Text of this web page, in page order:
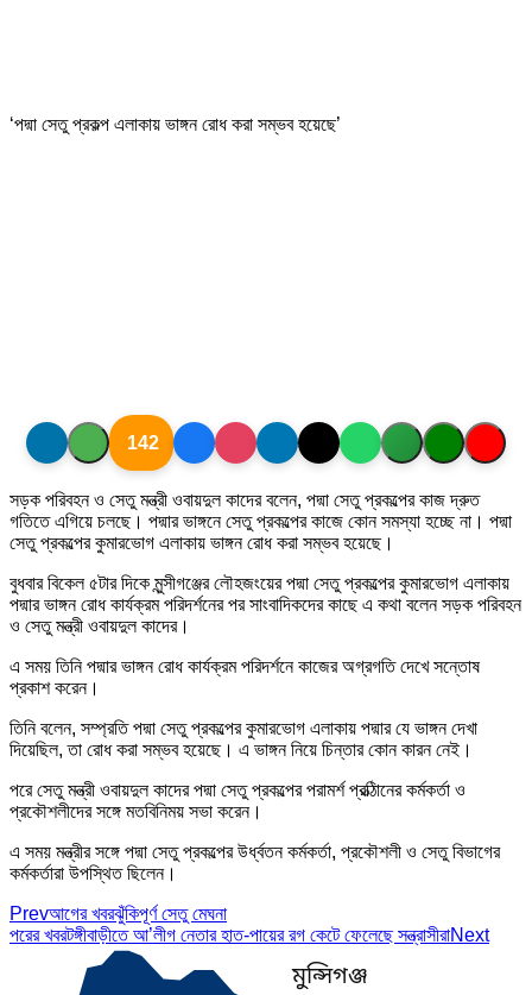
‘পদ্মা সেতু প্রকল্প এলাকায় ভাঙ্গন রোধ করা সম্ভব হয়েছে’
142
সড়ক পরিবহন ও সেতু মন্ত্রী ওবায়দুল কাদের বলেন, পদ্মা সেতু প্রকল্পের কাজ দ্রুত
গতিতে এগিয়ে চলছে। পদ্মার ভাঙ্গনে সেতু প্রকল্পের কাজে কোন সমস্যা হচ্ছে না। পদ্মা
সেতু প্রকল্পের কুমারভোগ এলাকায় ভাঙ্গন রোধ করা সম্ভব হয়েছে।
বুধবার বিকেল ৫টার দিকে মুন্সীগঞ্জের লৌহজংয়ের পদ্মা সেতু প্রকল্পের কুমারভোগ এলাকায়
পদ্মার ভাঙ্গন রোধ কার্যক্রম পরিদর্শনের পর সাংবাদিকদের কাছে এ কথা বলেন সড়ক পরিবহন
ও সেতু মন্ত্রী ওবায়দুল কাদের।
এ সময় তিনি পদ্মার ভাঙ্গন রোধ কার্যক্রম পরিদর্শনে কাজের অগ্রগতি দেখে সন্তোষ
প্রকাশ করেন।
তিনি বলেন, সম্প্রতি পদ্মা সেতু প্রকল্পের কুমারভোগ এলাকায় পদ্মার যে ভাঙ্গন দেখা
দিয়েছিল, তা রোধ করা সম্ভব হয়েছে। এ ভাঙ্গন নিয়ে চিন্তার কোন কারন নেই।
পরে সেতু মন্ত্রী ওবায়দুল কাদের পদ্মা সেতু প্রকল্পের পরামর্শ প্রত্ঠিানের কর্মকর্তা ও
প্রকৌশলীদের সঙ্গে মতবিনিময় সভা করেন।
এ সময় মন্ত্রীর সঙ্গে পদ্মা সেতু প্রকল্পের উর্ধ্বতন কর্মকর্তা, প্রকৌশলী ও সেতু বিভাগের
কর্মকর্তারা উপস্থিত ছিলেন।
Prevআগের খবরঝুঁকিপূর্ণ সেতু মেঘনা
পরের খবরটঙ্গীবাড়ীতে আ’লীগ নেতার হাত-পায়ের রগ কেটে ফেলেছে সন্ত্রাসীরাNext
মুন্সিগঞ্জ